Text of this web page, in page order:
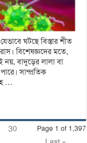
ঘটছে বিস্তার শীত
বিশেষজ্ঞদের মতে,
নয়, বাদুড়ের লালা বা
সাম্প্রতিক
…
Page 1 of 1,397
30